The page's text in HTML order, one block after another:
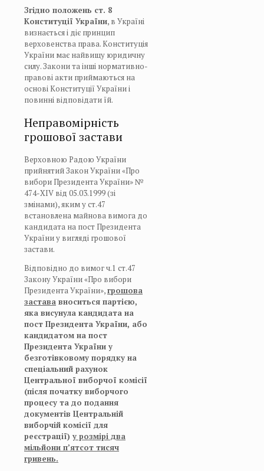
Згідно положень ст. 8
Конституції України, в Україні
визнається і діє принцип
верховенства права. Конституція
України має найвищу юридичну
силу. Закони та інші нормативно-
правові акти приймаються на
основі Конституції України і
повинні відповідати їй.
Неправомірність
грошової застави
Верховною Радою України
прийнятий Закон України «Про
вибори Президента України» №
474-XIV від 05.03.1999 (зі
змінами), яким у ст.47
встановлена майнова вимога до
кандидата на пост Президента
України у вигляді грошової
застави.
Відповідно до вимог ч.1 ст.47
Закону України «Про вибори
Президента України»,грошова
застава вноситься партією,
яка висунула кандидата на
пост Президента України, або
кандидатом на пост
Президента України у
безготівковому порядку на
спеціальний рахунок
Центральної виборчої комісії
(після початку виборчого
процесу та до подання
документів Центральній
виборчій комісії для
реєстрації) у розмірі два
мільйони п’ятсот тисяч
гривень.